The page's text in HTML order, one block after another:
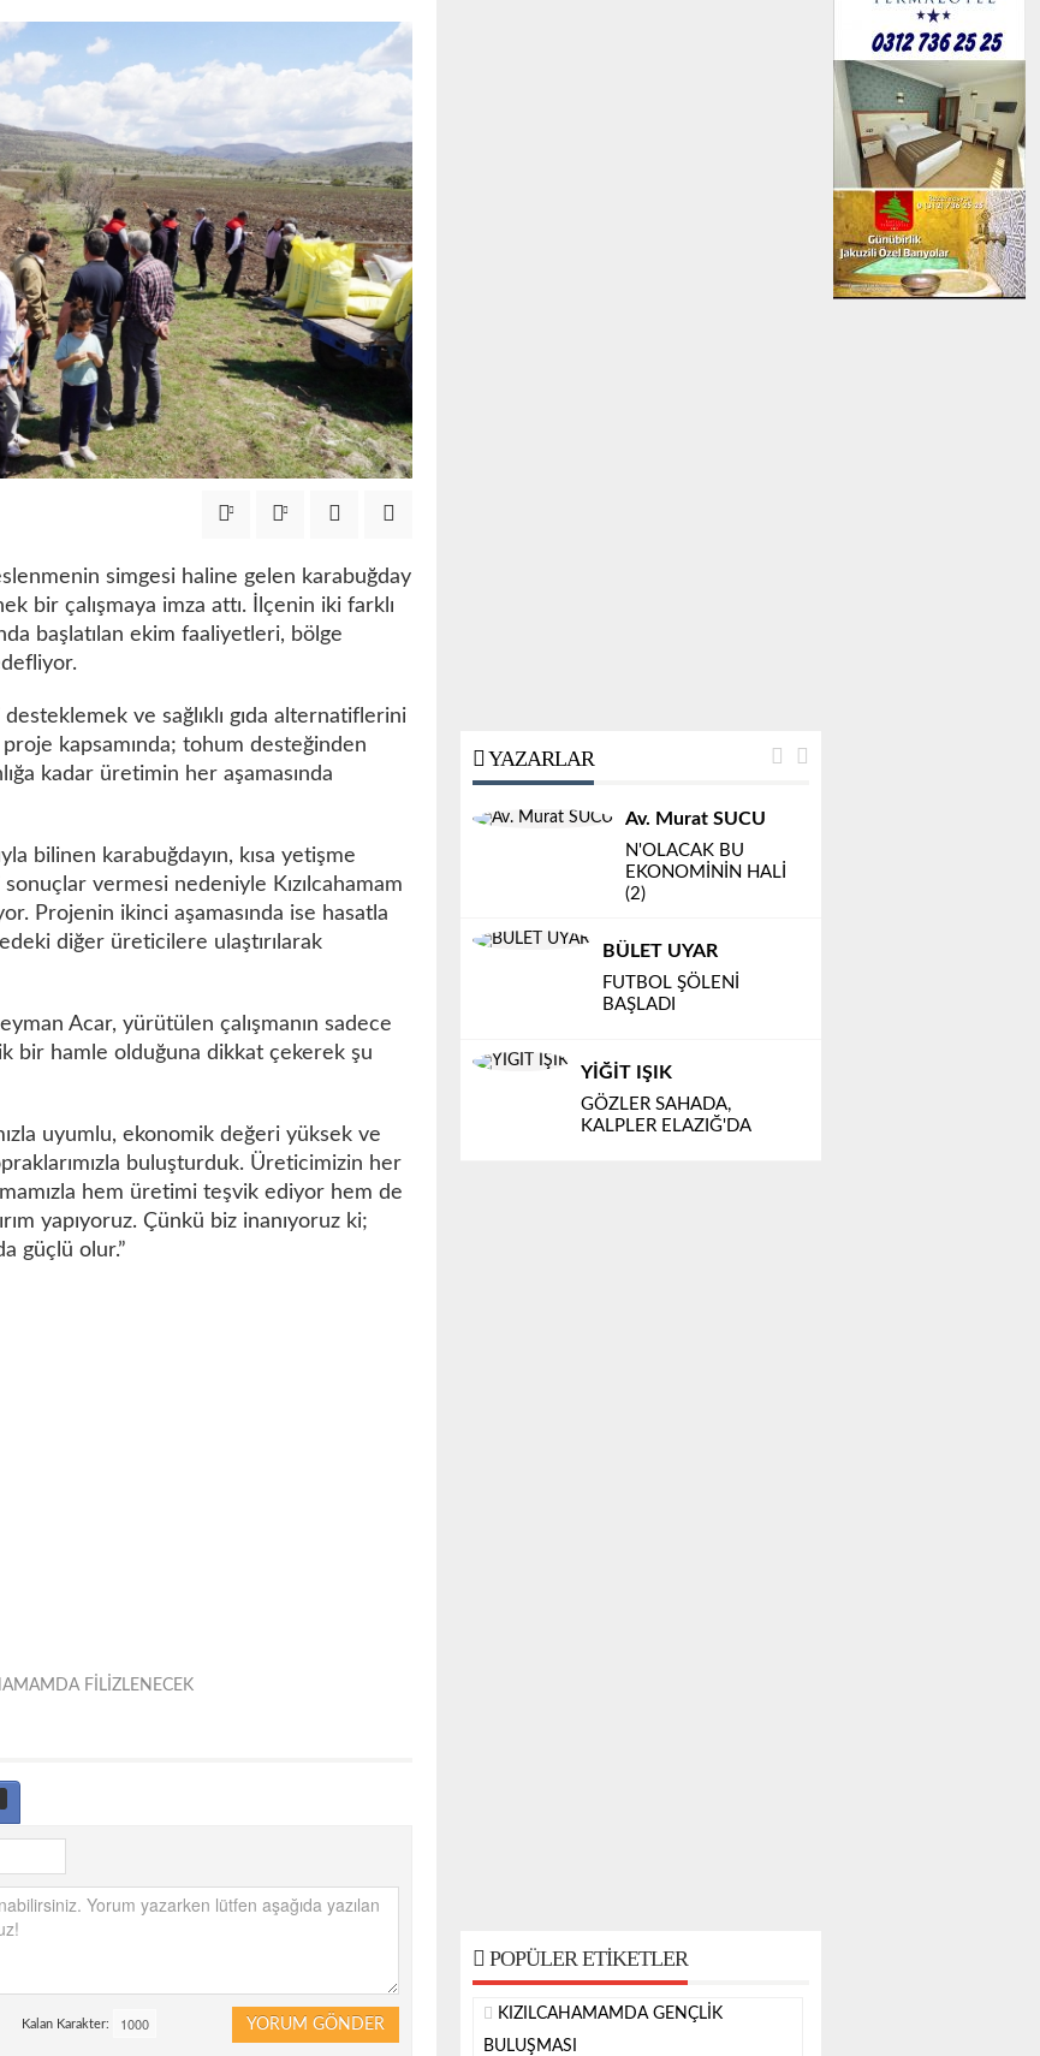
simgesi haline gelen karabuğday
bir çalışmaya imza attı. İlçenin iki farklı
başlatılan ekim faaliyetleri, bölge
ve sağlıklı gıda alternatiflerini
kapsamında; tohum desteğinden
kadar üretimin her aşamasında
bilinen karabuğdayın, kısa yetişme
vermesi nedeniyle Kızılcahamam
Projenin ikinci aşamasında ise hasatla
diğer üreticilere ulaştırılarak
Acar, yürütülen çalışmanın sadece
bir hamle olduğuna dikkat çekerek şu
uyumlu, ekonomik değeri yüksek ve
buluşturduk. Üreticimizin her
hem üretimi teşvik ediyor hem de
yapıyoruz. Çünkü biz inanıyoruz ki;
güçlü olur.”
FİLİZLENECEK
YORUM GÖNDER
Kalan Karakter:
YAZARLAR
Av. Murat SUCU
N'OLACAK BU
EKONOMİNİN HALİ
(2)
BÜLET UYAR
FUTBOL ŞÖLENİ
BAŞLADI
YİĞİT IŞIK
GÖZLER SAHADA,
KALPLER ELAZIĞ'DA
POPÜLER ETIKETLER
KIZILCAHAMAMDA GENÇLİK
BULUŞMASI